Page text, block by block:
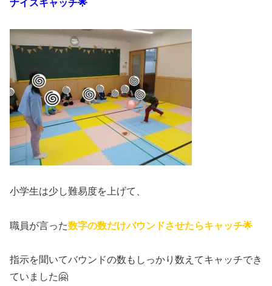
ナイスキャッチ🌟
小学生は少し難易度を上げて、
職員が言った数字の数だけバウンドさせたらキャッチ🌟
指示を聞いてバウンドの数もしっかり数えてキャッチでき
ていました🤗